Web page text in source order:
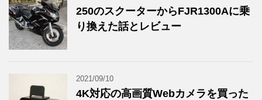
250のスクーターからFJR1300Aに乗
り換えた話とレビュー
2021/09/10
4K対応の高画質Webカメラを買った